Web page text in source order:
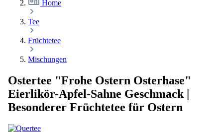
Home
Tee
Früchtetee
Mischungen
Ostertee "Frohe Ostern Osterhase"
Eierlikör-Apfel-Sahne Geschmack |
Besonderer Früchtetee für Ostern